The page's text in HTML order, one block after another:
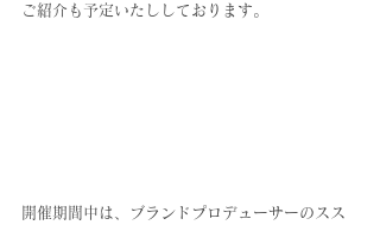
ご紹介も予定いたししております。
開催期間中は、ブランドプロデューサーのスス